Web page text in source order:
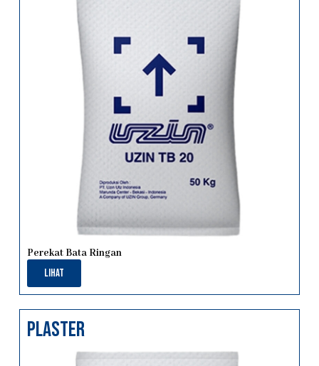
Perekat Bata Ringan
Lihat
PLASTER